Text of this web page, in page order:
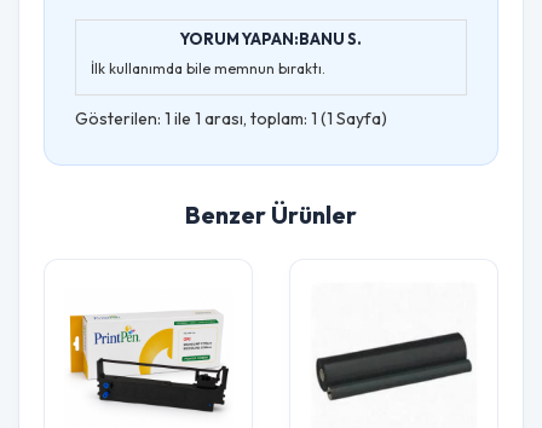
YORUM YAPAN:BANU S.
İlk kullanımda bile memnun bıraktı.
Gösterilen: 1 ile 1 arası, toplam: 1 (1 Sayfa)
Benzer Ürünler